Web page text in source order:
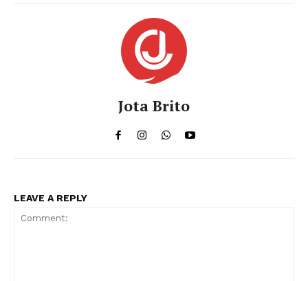
Jota Brito
LEAVE A REPLY